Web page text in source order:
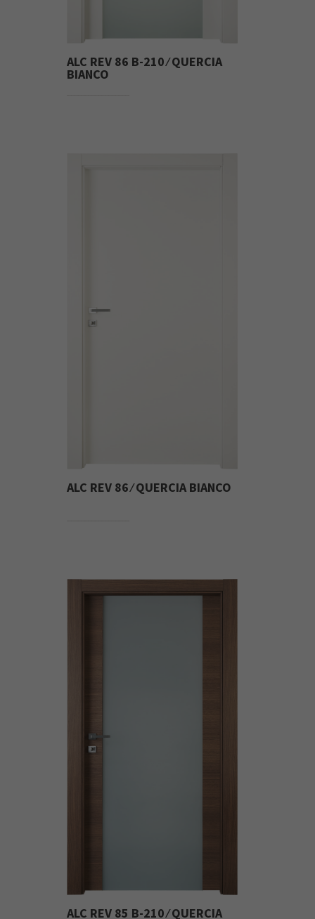
ALC REV 86 B-210 ⁄ QUERCIA
BIANCO
ALC REV 86 ⁄ QUERCIA BIANCO
ALC REV 85 B-210 ⁄ QUERCIA